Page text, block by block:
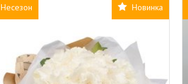
Несезон Новинка